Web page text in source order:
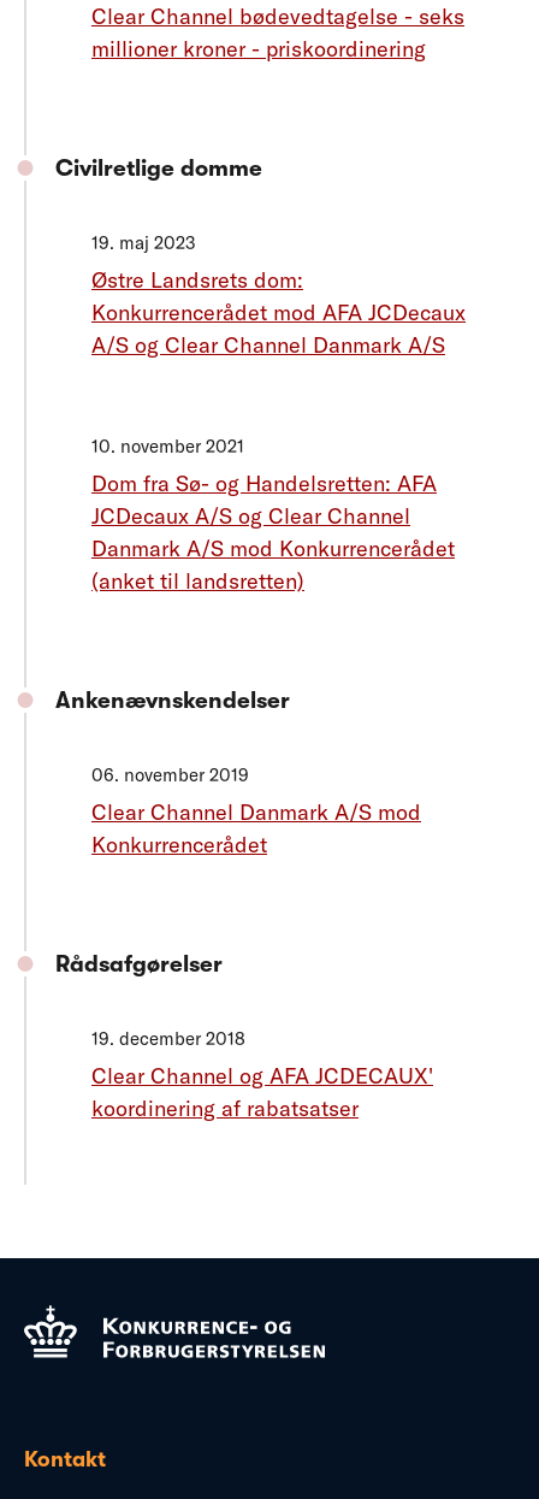
Clear Channel bødevedtagelse - seks
millioner kroner - priskoordinering
Civilretlige domme
19. maj 2023
Østre Landsrets dom:
Konkurrencerådet mod AFA JCDecaux
A/S og Clear Channel Danmark A/S
10. november 2021
Dom fra Sø- og Handelsretten: AFA
JCDecaux A/S og Clear Channel
Danmark A/S mod Konkurrencerådet
(anket til landsretten)
Ankenævnskendelser
06. november 2019
Clear Channel Danmark A/S mod
Konkurrencerådet
Rådsafgørelser
19. december 2018
Clear Channel og AFA JCDECAUX'
koordinering af rabatsatser
Kontakt